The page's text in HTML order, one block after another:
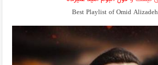
Best Playlist of Omid Alizadeh